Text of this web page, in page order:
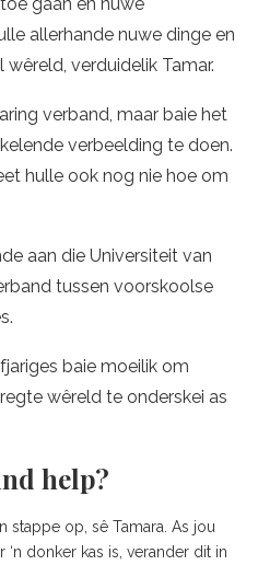
allerhande nuwe dinge en
verduidelik Tamar.
verband, maar baie het
verbeelding te doen.
hulle ook nog nie hoe om
aan die Universiteit van
tussen voorskoolse
baie moeilik om
wêreld te onderskei as
help?
stappe op, sê Tamara. As jou
donker kas is, verander dit in